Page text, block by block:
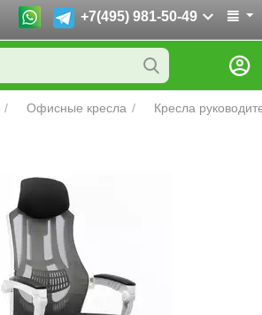
+7(495) 981-50-49
/ Офисные кресла / Кресла